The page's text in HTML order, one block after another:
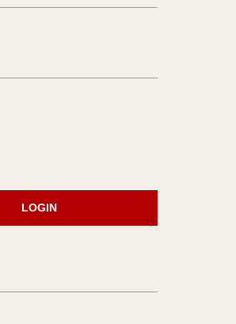
LOGIN